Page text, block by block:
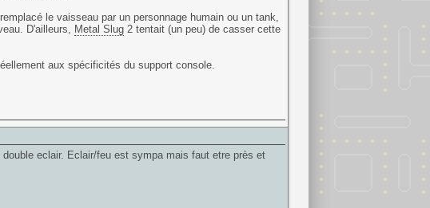
le vaisseau par un personnage humain ou un tank,
D'ailleurs, Metal Slug2 tentait (un peu) de casser cette
aux spécificités du support console.
eclair. Eclair/feu est sympa mais faut etre près et